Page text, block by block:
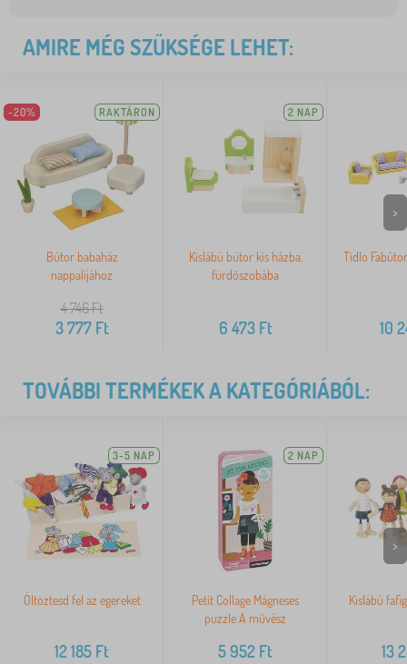
AMIRE MÉG SZÜKSÉGE LEHET:
-20% RAKTÁRON
Bútor babaház
nappalijához
4 746Ft
3 777Ft
2 NAP
Kislábú bútor kis házba,
fürdőszobába
6 473Ft
Tidlo
10
>
TOVÁBBI TERMÉKEK A KATEGÓRIÁBÓL:
3-5 NAP
Öltöztesd fel az egereket
12 185 Ft
2 NAP
Petit Collage Mágneses
puzzle A művész
5 952 Ft
Kislábú
13
>